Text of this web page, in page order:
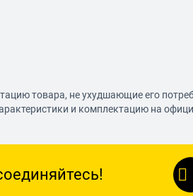
товара, не ухудшающие его
и комплектацию на